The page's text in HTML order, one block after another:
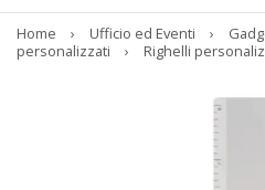
Home › Ufficio ed Eventi ›
personalizzati
› Righelli